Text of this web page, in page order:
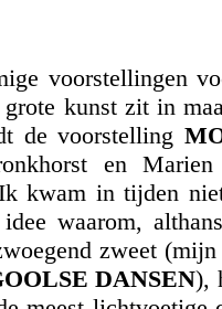
voorstellingen
grote kunst zit in
de voorstelling
en
kwam in tijden
waarom,
zweet
DANSEN),